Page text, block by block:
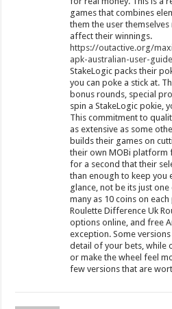
games that combines
them the user
affect their winnings.
https://outactive.org/
apk-australian-user-
StakeLogic packs their
you can poke a stick at.
bonus rounds, special
spin a StakeLogic pokie,
This commitment to
as extensive as some
builds their games on
their own MOBi platform
for a second that their
than enough to keep you
glance, not be its just
many as 10 coins on
Roulette Difference Uk
options online, and free
exception. Some
detail of your bets, while
or make the wheel feel
few versions that are